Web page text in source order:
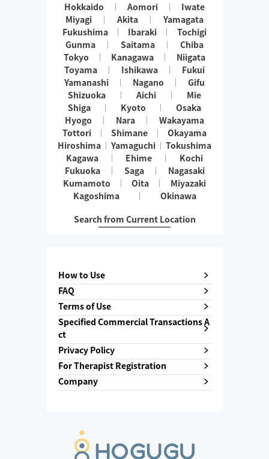
Hokkaido Aomori
Iwate
Miyagi
Akita
Yamagata
Fukushima
Ibaraki
Tochigi
Gunma
Saitama
Chiba
Tokyo
Kanagawa
Niigata
Toyama
Ishikawa
Fukui
Yamanashi
Nagano
Gifu
Shizuoka
Aichi
Mie
Shiga
Kyoto
Osaka
Hyogo
Nara
Wakayama
Tottori
Shimane
Okayama
Hiroshima
Yamaguchi
Tokushima
Kagawa
Ehime
Kochi
Fukuoka
Saga
Nagasaki
Kumamoto
Oita
Miyazaki
Kagoshima
Okinawa
Search from Current Location
How to Use
FAQ
Terms of Use
Specified Commercial Transactions A
ct
Privacy Policy
For Therapist Registration
Company